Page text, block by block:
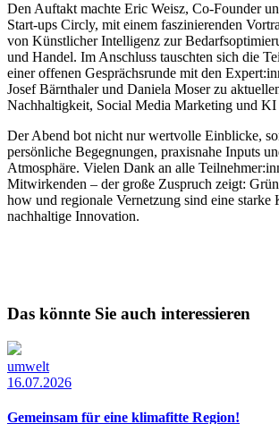
Den Auftakt machte Eric Weisz, Co-Founder
Start-ups Circly, mit einem faszinierenden
von Künstlicher Intelligenz zur
und Handel. Im Anschluss tauschten sich die
einer offenen Gesprächsrunde mit den
Josef Bärnthaler und Daniela Moser zu
Nachhaltigkeit, Social Media Marketing und KI
Der Abend bot nicht nur wertvolle Einblicke,
persönliche Begegnungen, praxisnahe Inputs
Atmosphäre. Vielen Dank an alle
Mitwirkenden – der große Zuspruch zeigt:
how und regionale Vernetzung sind eine
nachhaltige Innovation.
Das könnte Sie auch interessieren
umwelt
16.07.2026
Gemeinsam für eine klimafitte Region!